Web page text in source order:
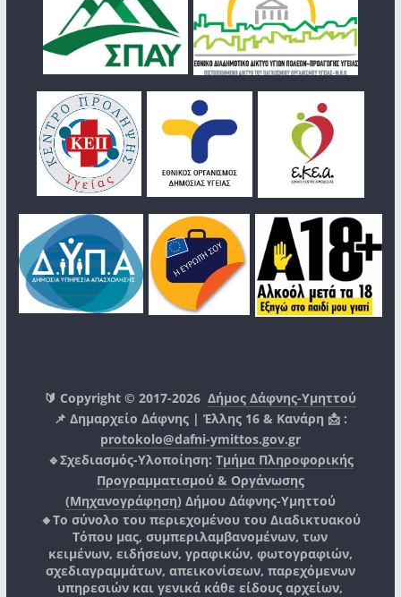
🔰 Copyright © 2017-2026Δήμος Δάφνης-Υμηττού
📌 Δημαρχείο Δάφνης | Έλλης 16 & Κανάρη 📩 :
protokolo@dafni-ymittos.gov.gr
🔹Σχεδιασμός-Υλοποίηση: Τμήμα Πληροφορικής
Προγραμματισμού & Οργάνωσης
(Μηχανογράφηση) Δήμου Δάφνης-Υμηττού
🔸Το σύνολο του περιεχομένου του Διαδικτυακού
Τόπου μας, συμπεριλαμβανομένων, των
κειμένων, ειδήσεων, γραφικών, φωτογραφιών,
σχεδιαγραμμάτων, απεικονίσεων, παρεχόμενων
υπηρεσιών και γενικά κάθε είδους αρχείων,